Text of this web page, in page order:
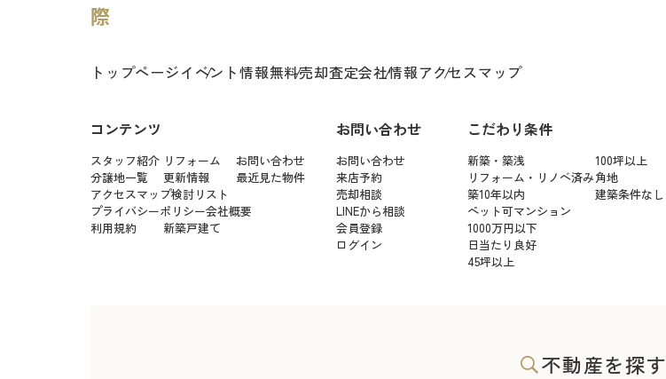
トップページイベント情報無料売却査定会社情報アクセスマップ
コンテンツ
スタッフ紹介 リフォーム
お問い合わせ
分譲地一覧
更新情報
最近見た物件
アクセスマップ検討リスト
プライバシーポリシー会社概要
利用規約
新築戸建て
お問い合わせ
お問い合わせ
来店予約
売却相談
LINEから相談
会員登録
ログイン
こだわり条件
新築・築浅
100坪以上
リフォーム・リノベ済み角地
築10年以内
建築条件なし
ペット可マンション
1000万円以下
日当たり良好
45坪以上
不動産を探す